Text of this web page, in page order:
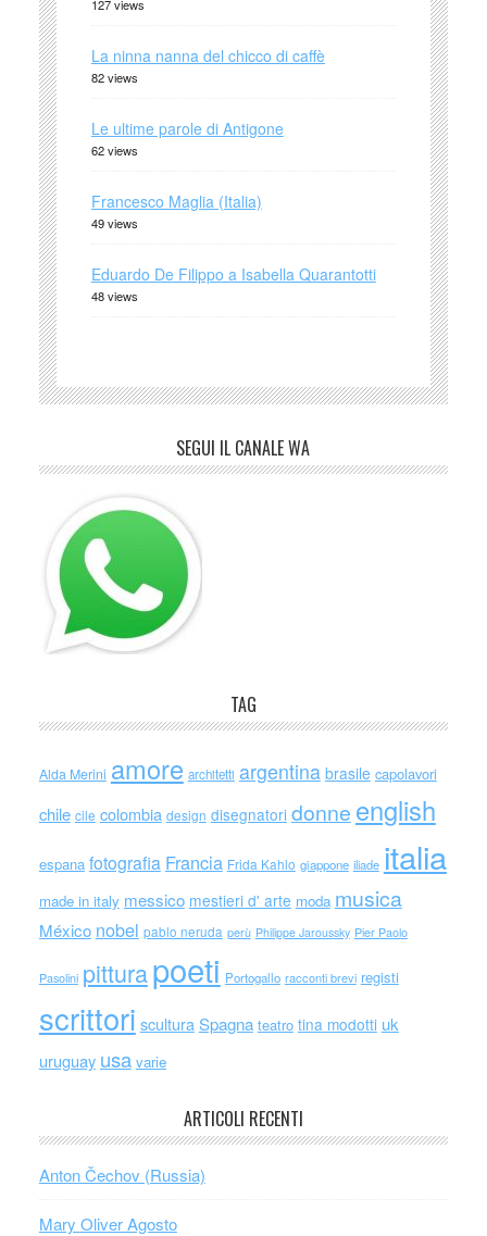
127 views
La ninna nanna del chicco di caffè
82 views
Le ultime parole di Antigone
62 views
Francesco Maglia (Italia)
49 views
Eduardo De Filippo a Isabella Quarantotti
48 views
SEGUI IL CANALE WA
TAG
Alda Merini amore architetti argentina brasile capolavori
chile cile colombia design disegnatori donne english
espana fotografia Francia Frida Kahlo giappone iliade italia
made in italy messico mestieri d' arte moda musica
México nobel pablo neruda perù Philippe Jaroussky Pier Paolo
Pasolini pitturapoeti Portogallo racconti brevi registi
scrittori scultura Spagna teatro tina modotti uk
uruguay usa varie
ARTICOLI RECENTI
Anton Čechov (Russia)
Mary Oliver Agosto